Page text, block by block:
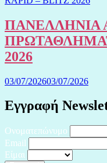
ΠΑΝΕΛΛΗΝΙΑ
2026
03/07/202603/07/2026
Εγγραφή
Ονοματεπώνυμο
Email
Είμαι